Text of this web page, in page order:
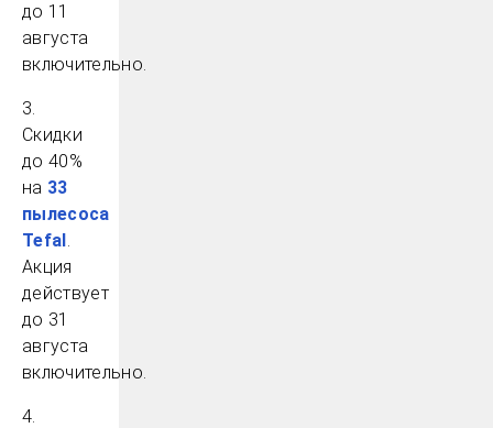
до 11
августа
включительно.
3.
Скидки
до 40%
на 33
пылесоса
Tefal.
Акция
действует
до 31
августа
включительно.
4.